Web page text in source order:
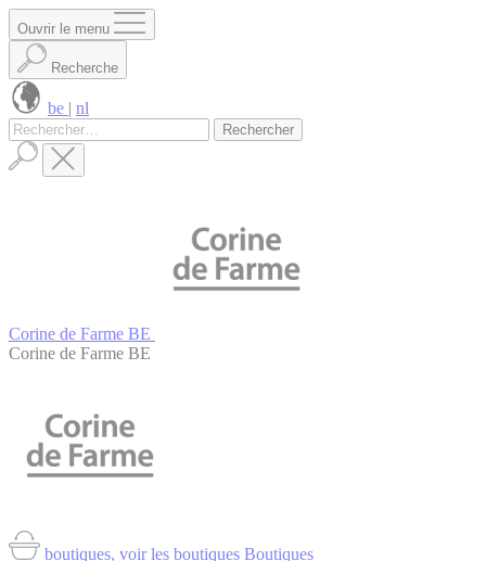
Ouvrir le menu
Recherche
be | nl
Rechercher :
Corine de Farme BE
Corine de Farme BE
boutiques, voir les boutiques Boutiques
Panneau de gestion des cookies